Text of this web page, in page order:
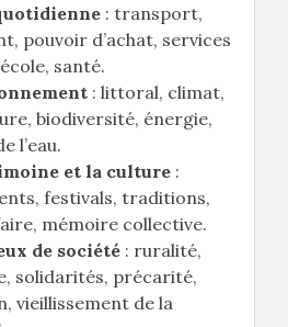
: transport,
pouvoir d’achat, services
santé.
: littoral, climat,
biodiversité, énergie,
l’eau.
et la culture :
festivals, traditions,
mémoire collective.
de société : ruralité,
solidarités, précarité,
vieillissement de la